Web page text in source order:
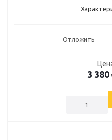
Отложить
3 380